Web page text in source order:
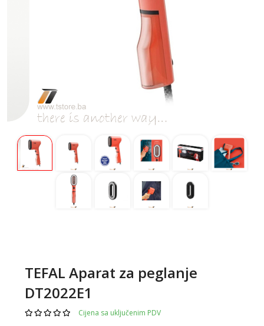
TEFAL Aparat za peglanje
DT2022E1
Cijena sa uključenim PDV